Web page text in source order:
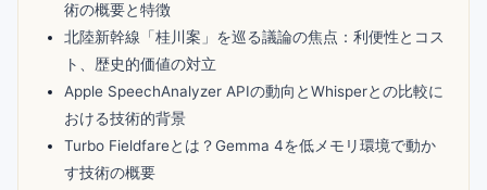
術の概要と特徴
北陸新幹線「桂川案」を巡る議論の焦点：利便性とコス
ト、歴史的価値の対立
Apple SpeechAnalyzer APIの動向とWhisperとの比較に
おける技術的背景
Turbo Fieldfareとは？Gemma 4を低メモリ環境で動か
す技術の概要